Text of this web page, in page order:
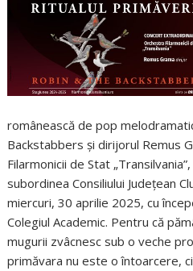
românească de pop
Backstabbers și dirijorul Remus
Filarmonicii de Stat
subordinea Consiliului Județean
miercuri, 30 aprilie 2025, cu
Colegiul Academic. Pentru că
mugurii zvâcnesc sub o veche
primăvara nu este o întoarcere,